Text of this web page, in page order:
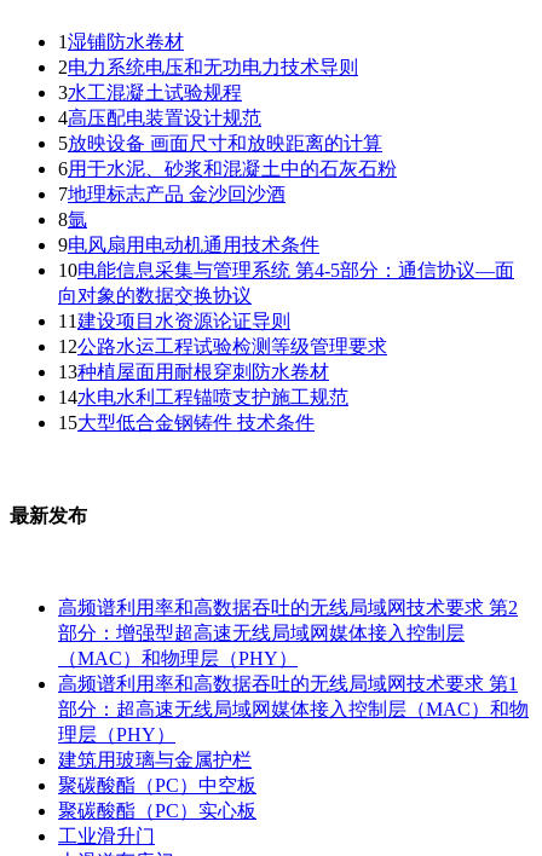
1湿铺防水卷材
2电力系统电压和无功电力技术导则
3水工混凝土试验规程
4高压配电装置设计规范
5放映设备 画面尺寸和放映距离的计算
6用于水泥、砂浆和混凝土中的石灰石粉
7地理标志产品 金沙回沙酒
8氩
9电风扇用电动机通用技术条件
10电能信息采集与管理系统 第4-5部分：通信协议—面
向对象的数据交换协议
11建设项目水资源论证导则
12公路水运工程试验检测等级管理要求
13种植屋面用耐根穿刺防水卷材
14水电水利工程锚喷支护施工规范
15大型低合金钢铸件 技术条件
最新发布
高频谱利用率和高数据吞吐的无线局域网技术要求 第2
部分：增强型超高速无线局域网媒体接入控制层
（MAC）和物理层（PHY）
高频谱利用率和高数据吞吐的无线局域网技术要求 第1
部分：超高速无线局域网媒体接入控制层（MAC）和物
理层（PHY）
建筑用玻璃与金属护栏
聚碳酸酯（PC）中空板
聚碳酸酯（PC）实心板
工业滑升门